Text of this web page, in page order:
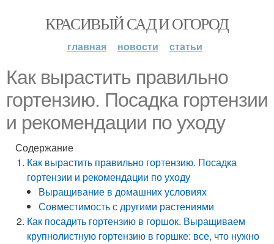
КРАСИВЫЙ САД И ОГОРОД
главная новости статьи
Как вырастить правильно
гортензию. Посадка гортензии
и рекомендации по уходу
Содержание
Как вырастить правильно гортензию. Посадка
гортензии и рекомендации по уходу
Выращивание в домашних условиях
Совместимость с другими растениями
Как посадить гортензию в горшок. Выращиваем
крупнолистную гортензию в горшке: все, что нужно